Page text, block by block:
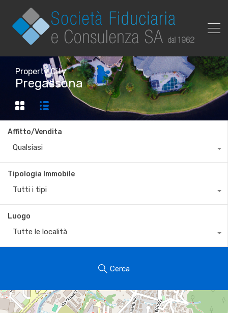
Property City
Pregassona
Affitto/Vendita
Qualsiasi
Tipologia Immobile
Tutti i tipi
Luogo
Tutte le località
Cerca